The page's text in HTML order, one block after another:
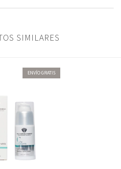
SIMILARES
ENVÍO GRATIS